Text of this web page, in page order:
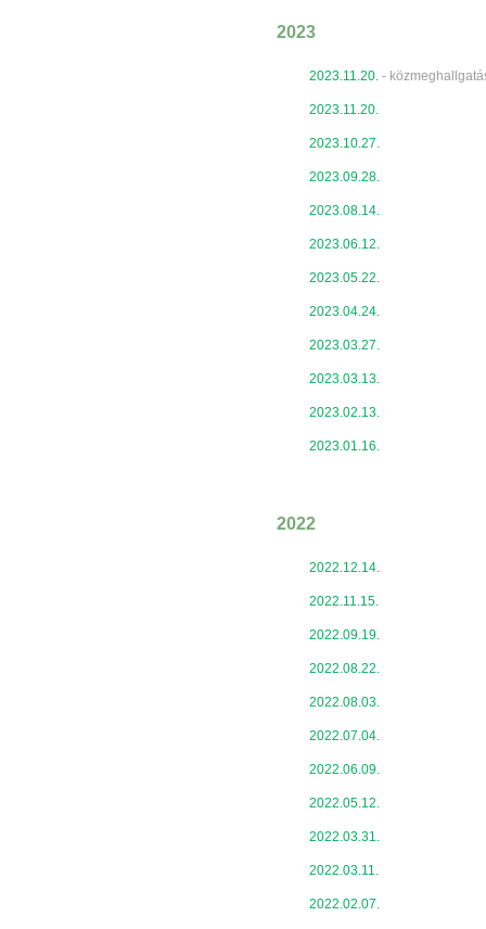
2023
2023.11.20.-
2023.11.20.
2023.10.27.
2023.09.28.
2023.08.14.
2023.06.12.
2023.05.22.
2023.04.24.
2023.03.27.
2023.03.13.
2023.02.13.
2023.01.16.
2022
2022.12.14.
2022.11.15.
2022.09.19.
2022.08.22.
2022.08.03.
2022.07.04.
2022.06.09.
2022.05.12.
2022.03.31.
2022.03.11.
2022.02.07.